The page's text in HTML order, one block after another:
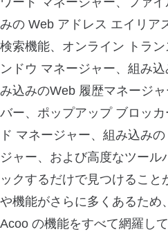
みの Web アドレス エイリア
検索機能、オンライン トラ
ンドウ マネージャー、組み
み込みのWeb 履歴マネージ
バー、ポップアップ ブロッ
ド マネージャー、組み込み
ジャー、および高度なツール
ックするだけで見つけるこ
や機能がさらに多くあるため
Acoo の機能をすべて網羅し